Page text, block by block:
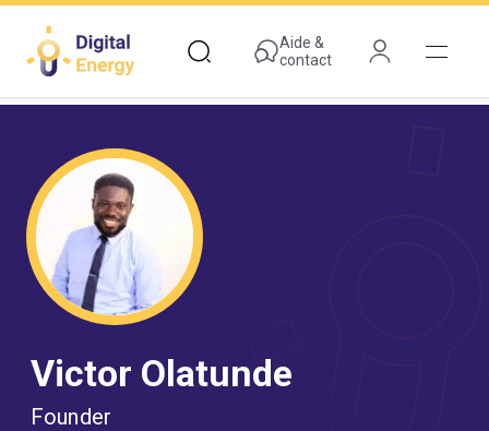
contenu
principal
Aide &
contact
Victor Olatunde
Founder